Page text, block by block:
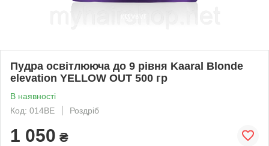
Пудра освітлююча до 9 рівня Kaaral Blonde
elevation YELLOW OUT 500 гр
В наявності
Код: 014BE
Роздріб
1 050 ₴